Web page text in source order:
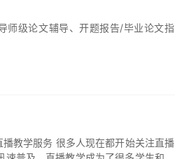
师级论文辅导、开题报告/毕业论文指
教学服务 很多人现在都开始关注直播